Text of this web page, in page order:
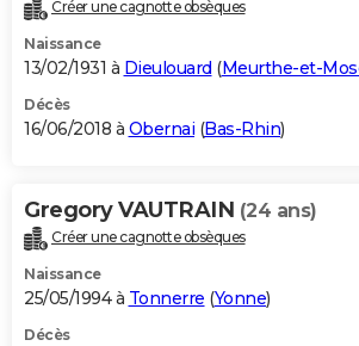
Créer une cagnotte obsèques
Naissance
13/02/1931 à Dieulouard (Meurthe-et-
Décès
16/06/2018 à Obernai (Bas-Rhin)
Gregory VAUTRAIN (24 ans)
Créer une cagnotte obsèques
Naissance
25/05/1994 à Tonnerre (Yonne)
Décès